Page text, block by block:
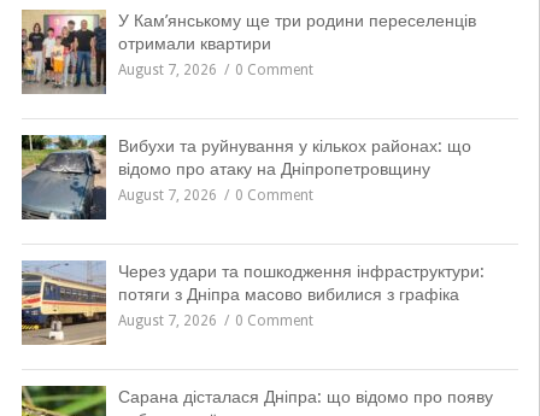
У Кам’янському ще три родини переселенців
отримали квартири
August 7, 2026 0 Comment
Вибухи та руйнування у кількох районах: що
відомо про атаку на Дніпропетровщину
August 7, 2026 0 Comment
Через удари та пошкодження інфраструктури:
потяги з Дніпра масово вибилися з графіка
August 7, 2026 0 Comment
Сарана дісталася Дніпра: що відомо про появу